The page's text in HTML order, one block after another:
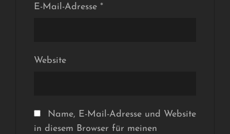
E-Mail-Adresse *
Website
Name, E-Mail-Adresse und Website
in diesem Browser für meinen